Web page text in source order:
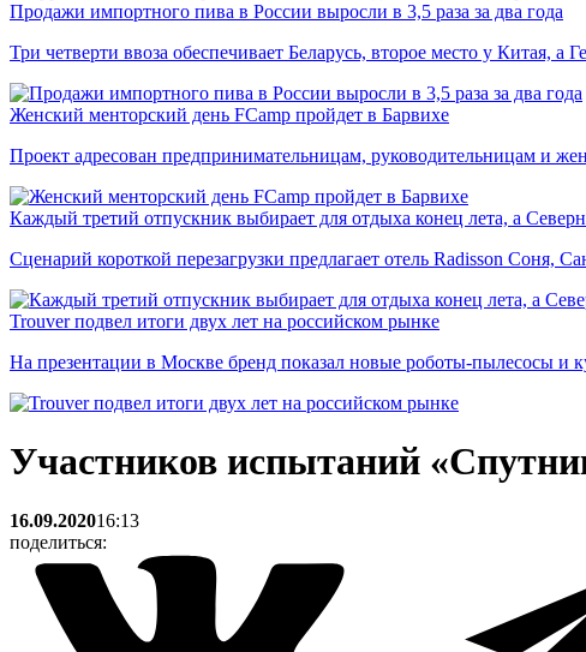
Продажи импортного пива в России выросли в 3,5 раза за два года
Три четверти ввоза обеспечивает Беларусь, второе место у Китая, а
Женский менторский день FCamp пройдет в Барвихе
Проект адресован предпринимательницам, руководительницам и
Каждый третий отпускник выбирает для отдыха конец лета, а
Сценарий короткой перезагрузки предлагает отель Radisson Соня,
Trouver подвел итоги двух лет на российском рынке
На презентации в Москве бренд показал новые роботы-пылесосы и
Участников испытаний
16.09.202016:13
поделиться: